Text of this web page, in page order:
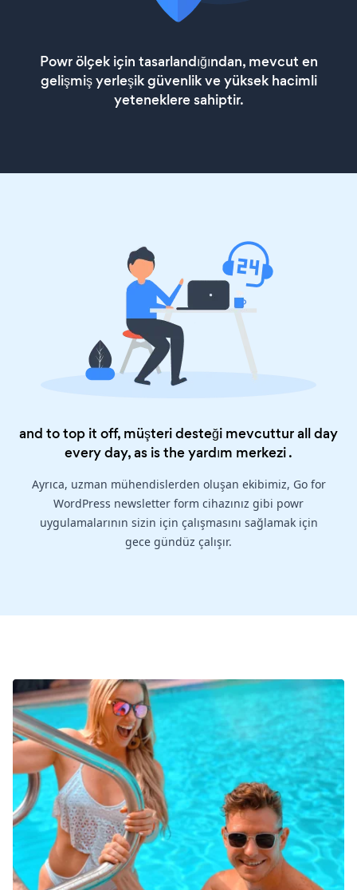
Powr ölçek için tasarlandığından, mevcut en
gelişmiş yerleşik güvenlik ve yüksek hacimli
yeteneklere sahiptir.
and to top it off, müşteri desteği mevcuttur all day
every day, as is theyardım merkezi.
Ayrıca, uzman mühendislerden oluşan ekibimiz, Go for
WordPress newsletter form cihazınız gibi powr
uygulamalarının sizin için çalışmasını sağlamak için
gece gündüz çalışır.